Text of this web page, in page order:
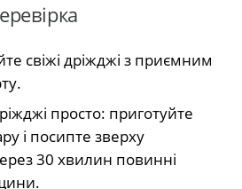
свіжі дріжджі з приємним
просто: приготуйте
і посипте зверху
30 хвилин повинні